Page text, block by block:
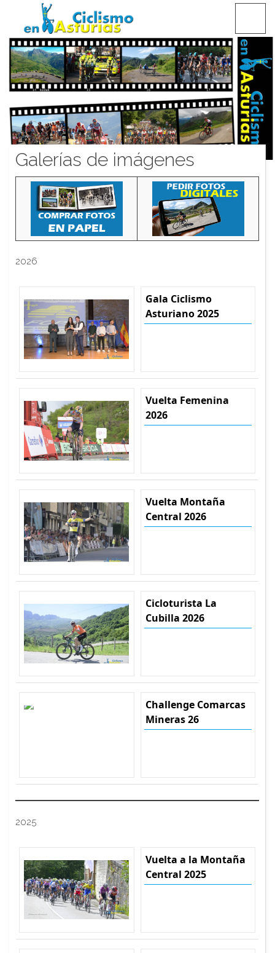
CICLISMO EN ASTURIAS
Galerías de imágenes
2026
Gala Ciclismo
Asturiano 2025
Vuelta Femenina
2026
Vuelta Montaña
Central 2026
Cicloturista La
Cubilla 2026
Challenge Comarcas
Mineras 26
2025
Vuelta a la Montaña
Central 2025